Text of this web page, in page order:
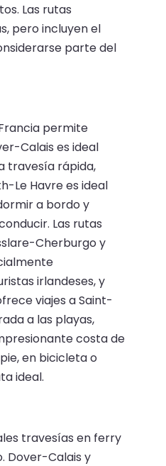
Las rutas
pero incluyen el
parte del
permite
Calais es ideal
travesía rápida,
Le Havre es ideal
a bordo y
Las rutas
Cherburgo y
irlandeses, y
viajes a Saint-
a las playas,
costa de
en bicicleta o
ideal.
travesías en ferry
Dover-Calais y